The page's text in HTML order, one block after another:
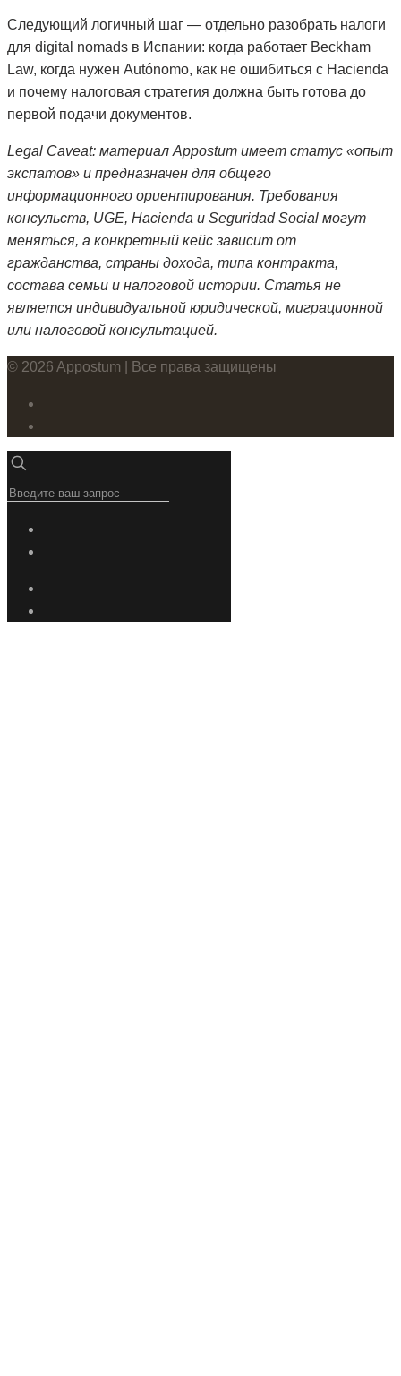
Следующий логичный шаг — отдельно разобрать налоги
для digital nomads в Испании: когда работает Beckham
Law, когда нужен Autónomo, как не ошибиться с Hacienda
и почему налоговая стратегия должна быть готова до
первой подачи документов.
Legal Caveat: материал Appostum имеет статус «опыт
экспатов» и предназначен для общего
информационного ориентирования. Требования
консульств, UGE, Hacienda и Seguridad Social могут
меняться, а конкретный кейс зависит от
гражданства, страны дохода, типа контракта,
состава семьи и налоговой истории. Статья не
является индивидуальной юридической, миграционной
или налоговой консультацией.
© 2026 Appostum | Все права защищены